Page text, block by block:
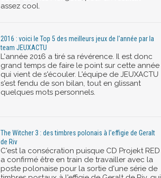
assez cool.
2016 : voici le Top 5 des meilleurs jeux de l'année par la
team JEUXACTU
L'année 2016 a tiré sa révérence. Il est donc
grand temps de faire le point sur cette année
qui vient de s'écouler. L'équipe de JEUXACTU
s'est fendu de son bilan, tout en glissant
quelques mots personnels.
The Witcher 3 : des timbres polonais à l'effigie de Geralt
de Riv
C'est la consécration puisque CD Projekt RED
a confirmé être en train de travailler avec la
poste polonaise pour la sortie d'une série de